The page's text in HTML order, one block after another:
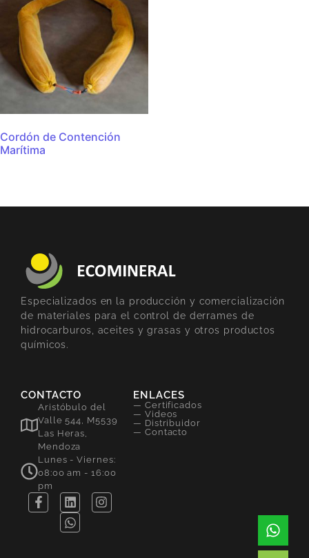
Cordón de Contención
Marítima
Especializados en la producción y comercialización
de materiales para el control de derrames de
hidrocarburos, aceites y grasas y otros productos
químicos.
CONTACTO
Aristóbulo del
Valle 544, M5539
Las Heras,
Mendoza
Lunes - Viernes:
08:00 am - 16:00
pm
ENLACES
— Certificados
— Videos
— Distribuidor
— Contacto